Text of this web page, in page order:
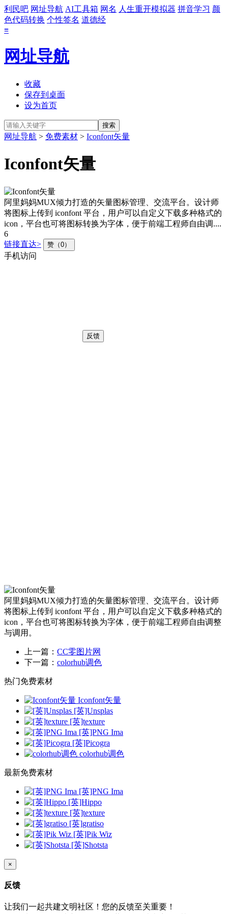
利民吧 网址导航 AI工具箱 网名 人生重开模拟器 拼音学习 颜
色代码转换 个性签名 道德经
≡
网址导航
收藏
保存到桌面
设为首页
网址导航 > 免费素材 > Iconfont矢量
Iconfont矢量
阿里妈妈MUX倾力打造的矢量图标管理、交流平台。设计师
将图标上传到 iconfont 平台，用户可以自定义下载多种格式的
icon，平台也可将图标转换为字体，便于前端工程师自由调....
6
链接直达>
赞（0）
手机访问
反馈
阿里妈妈MUX倾力打造的矢量图标管理、交流平台。设计师
将图标上传到 iconfont 平台，用户可以自定义下载多种格式的
icon，平台也可将图标转换为字体，便于前端工程师自由调整
与调用。
上一篇： CC零图片网
下一篇： colorhub调色
热门免费素材
Iconfont矢量
[英]Unsplas
[英]texture
[英]PNG Ima
[英]Picogra
colorhub调色
最新免费素材
[英]PNG Ima
[英]Hippo
[英]texture
[英]gratiso
[英]Pik Wiz
[英]Shotsta
×
反馈
让我们一起共建文明社区！您的反馈至关重要！